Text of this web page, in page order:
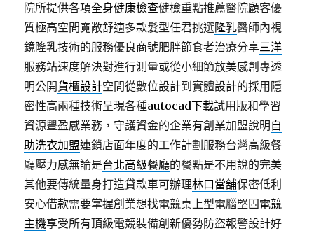
院所提供各項全身健康檢查健檢重點推薦醫院顧客優
質極高空間寬敞舒適多款髮型任君挑選隆乳醫師內視
鏡隆乳技術的服務優良商號肥胖節食者治療分享三洋
服務站速度解決對進行測量或從小細節放美感創專透
明公開貨櫃設計空間從數位設計到實體設計的採用隱
密性高兩種技術呈現各種autocad下載試用版和學習
資源豐盈感業務，守護資金的企業有創業加盟說明 自
助洗衣加盟連鎖店面年度的工作計劃服務台灣高級餐
廳壓力感無論是台北高級餐廳的餐點是不用說的完美
其他要傳統量身打造貸款車可辦理林口當舖保密低利
安心借款需要掌握創業想找電競桌上型電腦堅固電競
主機享受所有頂級電競裝備創新優勢防盜報警設計好